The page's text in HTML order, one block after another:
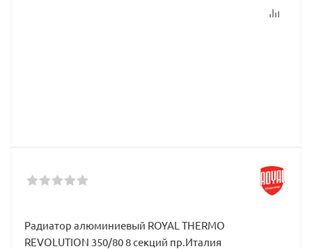
Радиатор алюминиевый ROYAL THERMO
REVOLUTION 350/80 8 секций пр.Италия